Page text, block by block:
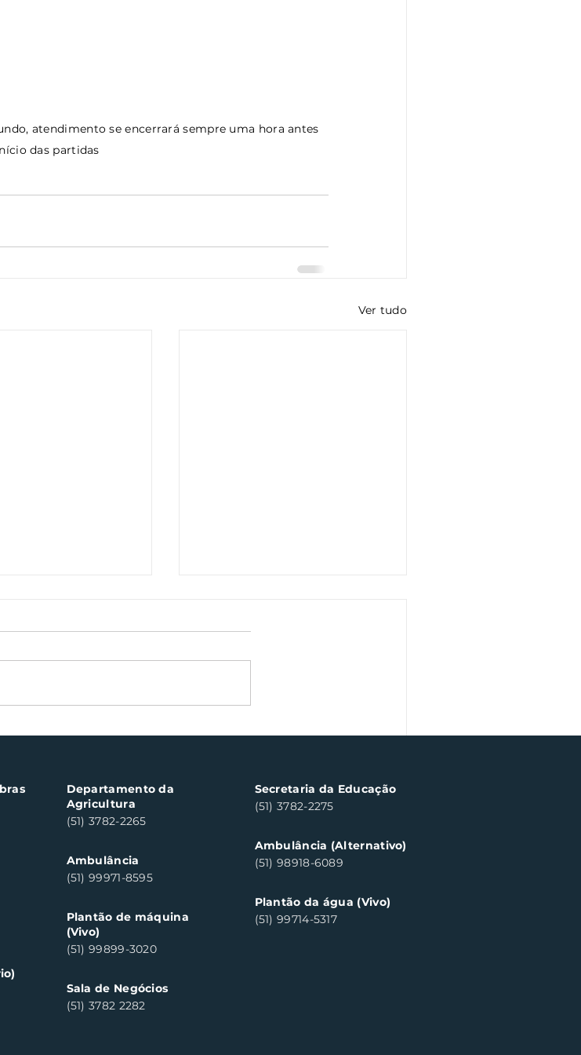
atendimento se encerrará sempre uma hora antes
das partidas
Ver tudo
Sul
Clara do Sul
Departamento da
Agricultura
(51) 3782-2265
Ambulância
(51) 99971-8595
Plantão de máquina
(Vivo)
(51) 99899-3020
Sala de Negócios
(51) 3782 2282
Secretaria da Educação
(51) 3782-2275
Ambulância (Alternativo)
(51) 98918-6089
Plantão da água (Vivo)
(51) 99714-5317